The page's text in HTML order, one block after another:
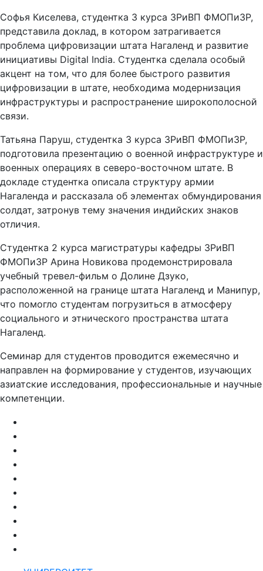
Софья Киселева, студентка 3 курса ЗРиВП ФМОПиЗР,
представила доклад, в котором затрагивается
проблема цифровизации штата Нагаленд и развитие
инициативы Digital India. Студентка сделала особый
акцент на том, что для более быстрого развития
цифровизации в штате, необходима модернизация
инфраструктуры и распространение широкополосной
связи.
Татьяна Паруш, студентка 3 курса ЗРиВП ФМОПиЗР,
подготовила презентацию о военной инфраструктуре и
военных операциях в северо-восточном штате. В
докладе студентка описала структуру армии
Нагаленда и рассказала об элементах обмундирования
солдат, затронув тему значения индийских знаков
отличия.
Студентка 2 курса магистратуры кафедры ЗРиВП
ФМОПиЗР Арина Новикова продемонстрировала
учебный тревел-фильм о Долине Дзуко,
расположенной на границе штата Нагаленд и Манипур,
что помогло студентам погрузиться в атмосферу
социального и этнического пространства штата
Нагаленд.
Семинар для студентов проводится ежемесячно и
направлен на формирование у студентов, изучающих
азиатские исследования, профессиональные и научные
компетенции.